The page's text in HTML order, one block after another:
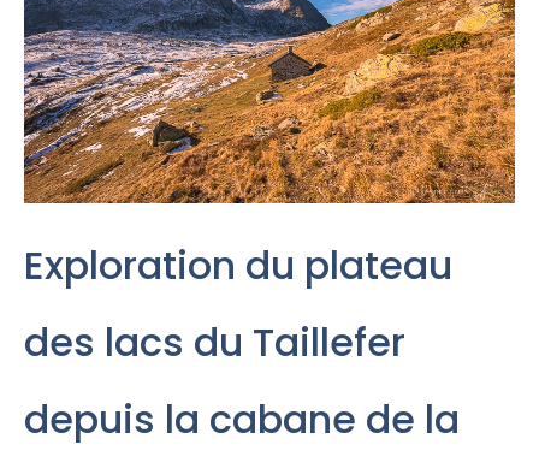
Exploration du plateau
des lacs du Taillefer
depuis la cabane de la